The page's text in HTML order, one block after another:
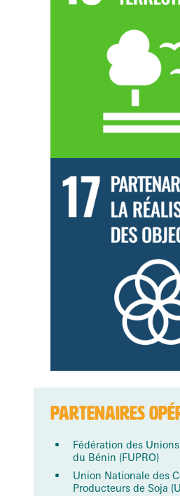
PARTENAIRES
Fédération des
du Bénin (FUPRO)
Union Nationale des
Producteurs de Soja